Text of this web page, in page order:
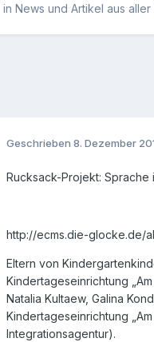
in News und Artikel aus aller
Geschrieben 8. Dezember
Rucksack-Projekt: Sprache
http://ecms.die-glocke.de/
Eltern von
Kindertageseinrichtung
Natalia Kultaew, Galina
Kindertageseinrichtung
Integrationsagentur).